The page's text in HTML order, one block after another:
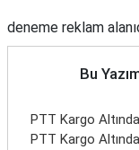
deneme reklam
Bu
PTT Kargo
PTT Kargo